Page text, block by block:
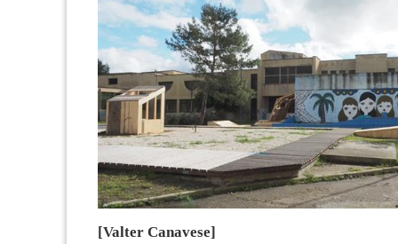
[Valter Canavese]